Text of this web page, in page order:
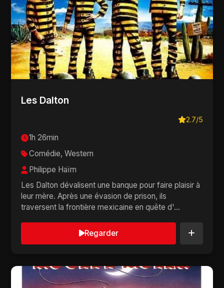
Les Dalton
2.7/5
1h 26min
Comédie, Western
Philippe Haïm
Les Dalton dévalisent une banque pour faire plaisir à
leur mère. Après une évasion de prison, ils
traversent la frontière mexicaine en quête d'...
Regarder